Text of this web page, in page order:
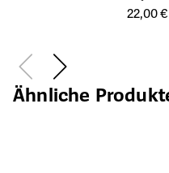
Öffnet die Detailseite des22,00 €
Ähnliche